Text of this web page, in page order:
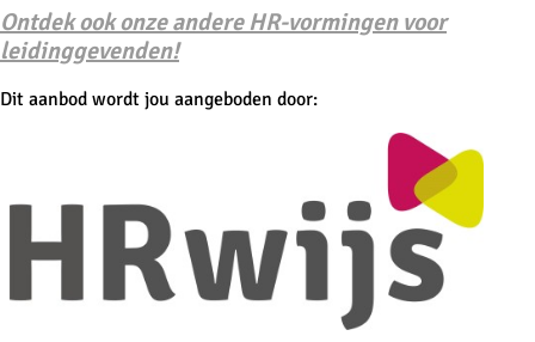
Ontdek ook onze andere HR-vormingen voor
leidinggevenden!
Dit aanbod wordt jou aangeboden door: